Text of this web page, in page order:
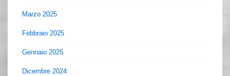
Marzo 2025
Febbraio 2025
Gennaio 2025
Dicembre 2024